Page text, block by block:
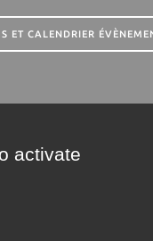
ET CALENDRIER
activate